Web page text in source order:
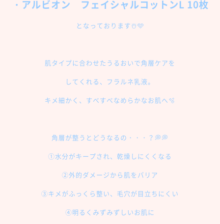
・アルビオン フェイシャルコットンL 10枚
となっております☃️🩵
肌タイプに合わせたうるおいで角層ケアを
してくれる、フラルネ乳液。
キメ細かく、すべすべなめらかなお肌へ🫧
角層が整うとどうなるの・・・？💭💭
①水分がキープされ、乾燥しにくくなる
②外的ダメージから肌をバリア
③キメがふっくら整い、毛穴が目立ちにくい
④明るくみずみずしいお肌に